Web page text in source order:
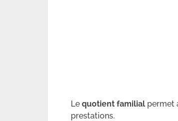
Le quotient familial permet
prestations.